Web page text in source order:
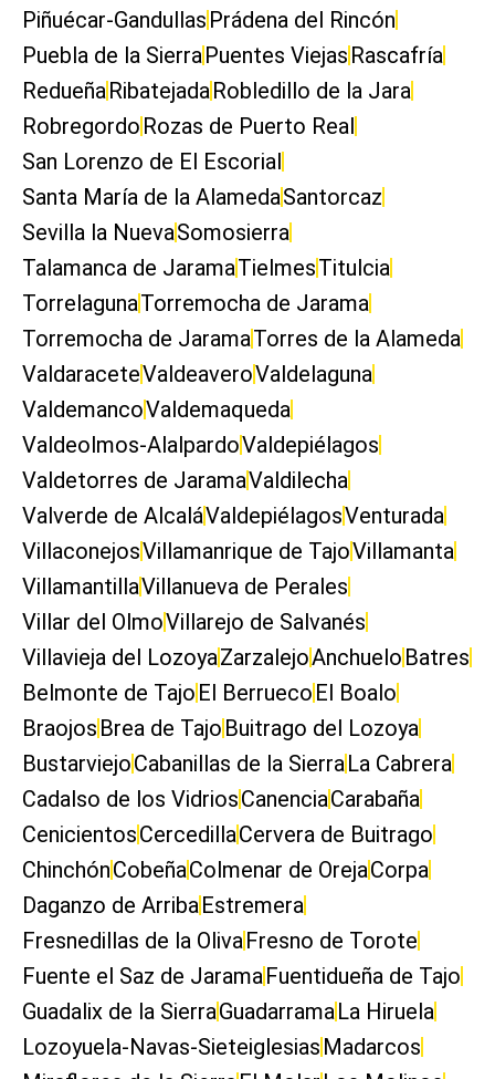
Piñuécar-Gandullas Prádena del Rincón
Puebla de la SierraPuentes Viejas Rascafría
RedueñaRibatejadaRobledillo de la Jara
Robregordo Rozas de Puerto Real
San Lorenzo de El Escorial
Santa María de la AlamedaSantorcaz
Sevilla la NuevaSomosierra
Talamanca de JaramaTielmesTitulcia
TorrelagunaTorremocha de Jarama
Torremocha de JaramaTorres de la Alameda
ValdaraceteValdeaveroValdelaguna
ValdemancoValdemaqueda
Valdeolmos-AlalpardoValdepiélagos
Valdetorres de JaramaValdilecha
Valverde de AlcaláValdepiélagosVenturada
VillaconejosVillamanrique de TajoVillamanta
VillamantillaVillanueva de Perales
Villar del OlmoVillarejo de Salvanés
Villavieja del LozoyaZarzalejoAnchuelo Batres
Belmonte de Tajo El Berrueco El Boalo
Braojos Brea de Tajo Buitrago del Lozoya
BustarviejoCabanillas de la SierraLa Cabrera
Cadalso de los VidriosCanenciaCarabaña
CenicientosCercedillaCervera de Buitrago
ChinchónCobeñaColmenar de OrejaCorpa
Daganzo de ArribaEstremera
Fresnedillas de la OlivaFresno de Torote
Fuente el Saz de JaramaFuentidueña de Tajo
Guadalix de la SierraGuadarramaLa Hiruela
Lozoyuela-Navas-Sieteiglesias Madarcos